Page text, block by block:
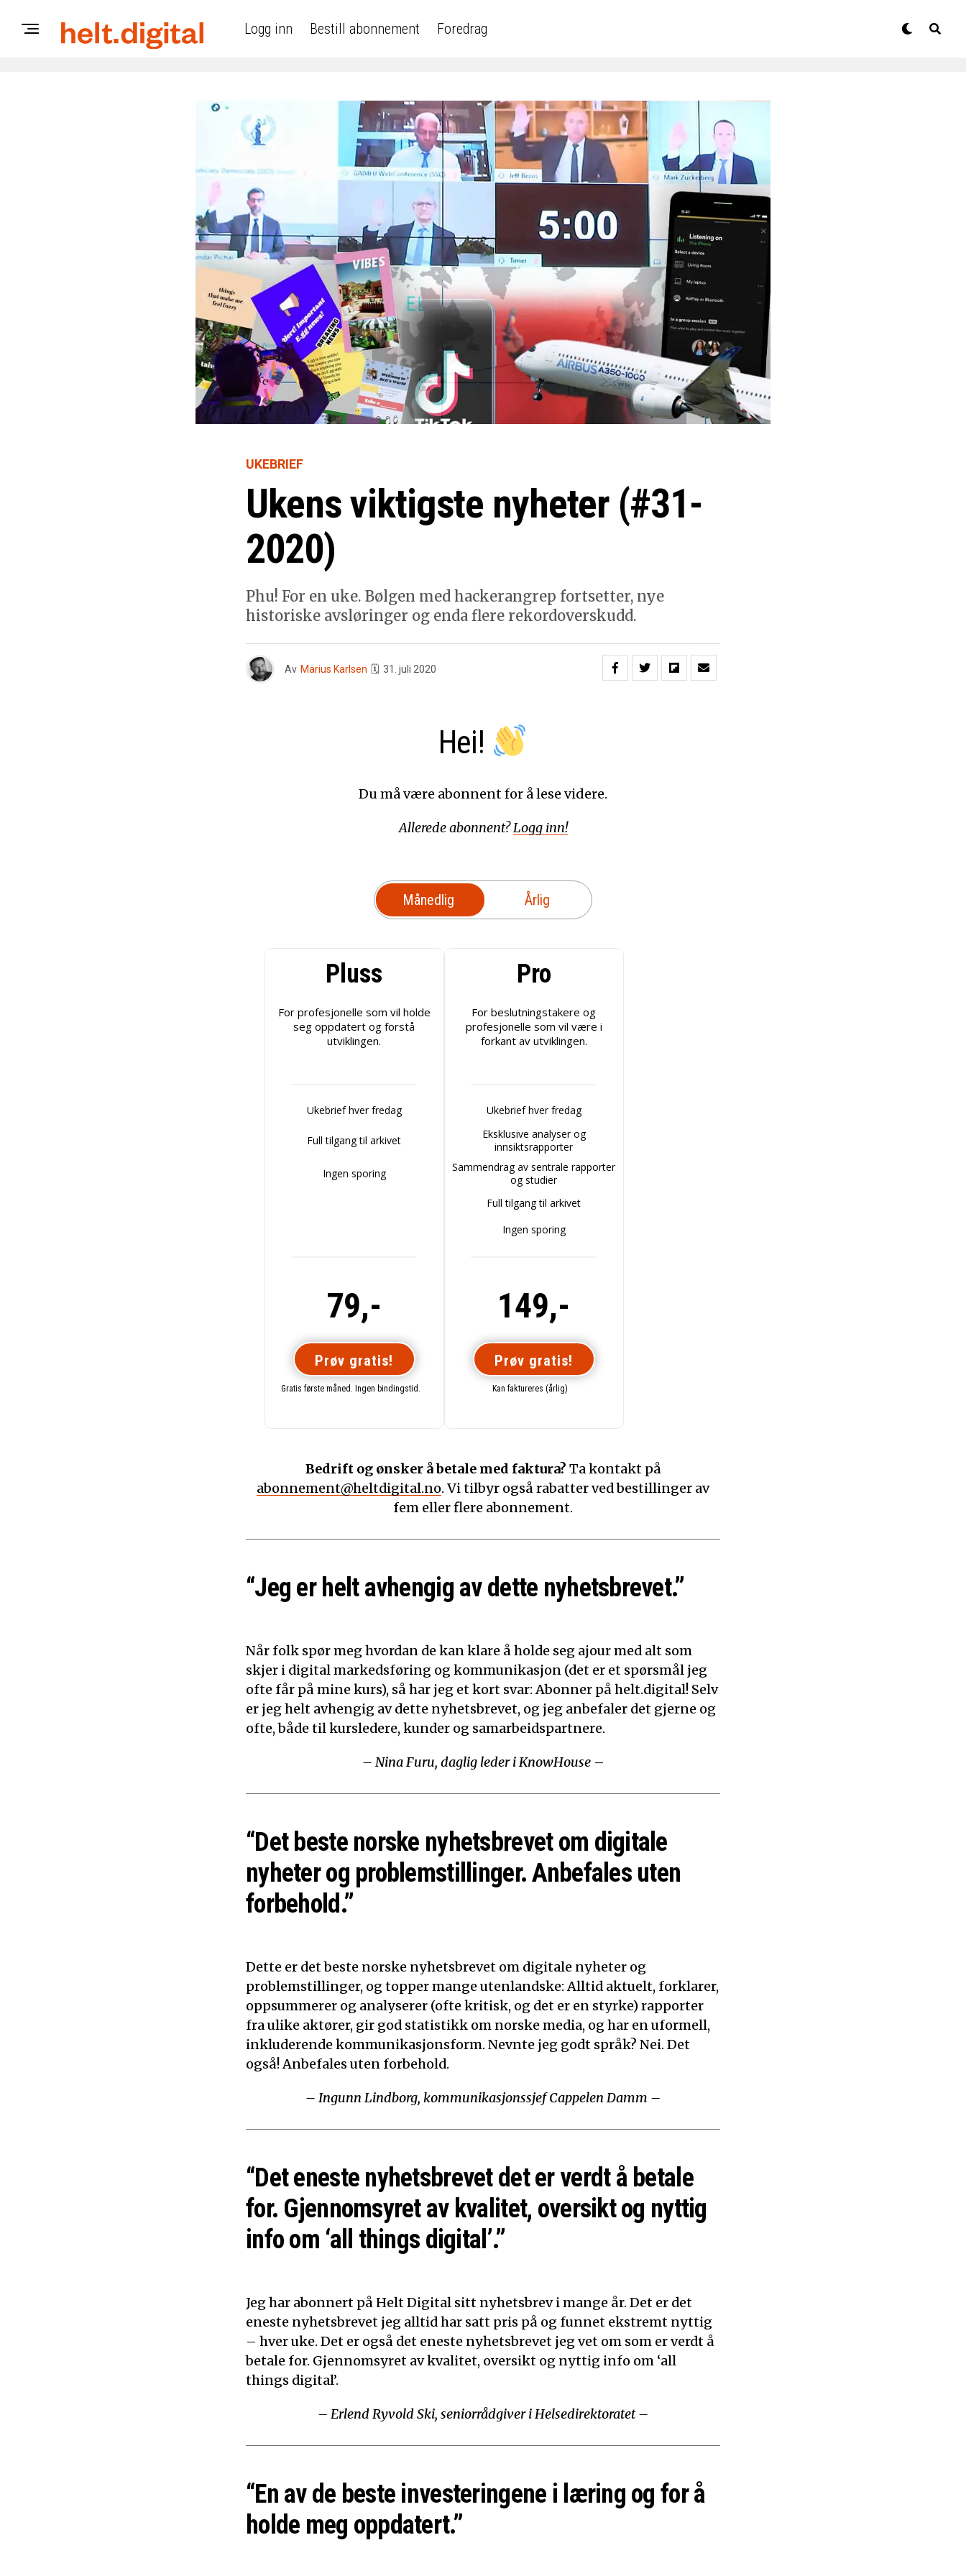
Logg inn Bestill abonnement Foredrag
UKEBRIEF
Ukens viktigste nyheter (#31-
2020)
Phu! For en uke. Bølgen med hackerangrep fortsetter, nye
historiske avsløringer og enda flere rekordoverskudd.
Av Marius Karlsen 🗓 31. juli 2020
Hei!
Du må være abonnent for å lese videre.
Allerede abonnent?Logg inn!
Månedlig Årlig
Pluss
For profesjonelle som vil holde
seg oppdatert og forstå
utviklingen.
Ukebrief hver fredag
Full tilgang til arkivet
Ingen sporing
79,-
Prøv gratis!
Gratis første måned. Ingen bindingstid.
Pro
For beslutningstakere og
profesjonelle som vil være i
forkant av utviklingen.
Ukebrief hver fredag
Eksklusive analyser og
innsiktsrapporter
Sammendrag av sentrale rapporter
og studier
Full tilgang til arkivet
Ingen sporing
149,-
Prøv gratis!
Kan faktureres (årlig)
Bedrift og ønsker å betale med faktura? Ta kontakt på
abonnement@heltdigital.no. Vi tilbyr også rabatter ved bestillinger av
fem eller flere abonnement.
“Jeg er helt avhengig av dette nyhetsbrevet.”
Når folk spør meg hvordan de kan klare å holde seg ajour med alt som
skjer i digital markedsføring og kommunikasjon (det er et spørsmål jeg
ofte får på mine kurs), så har jeg et kort svar: Abonner på helt.digital! Selv
er jeg helt avhengig av dette nyhetsbrevet, og jeg anbefaler det gjerne og
ofte, både til kursledere, kunder og samarbeidspartnere.
– Nina Furu, daglig leder i KnowHouse–
“Det beste norske nyhetsbrevet om digitale
nyheter og problemstillinger. Anbefales uten
forbehold.”
Dette er det beste norske nyhetsbrevet om digitale nyheter og
problemstillinger, og topper mange utenlandske: Alltid aktuelt, forklarer,
oppsummerer og analyserer (ofte kritisk, og det er en styrke) rapporter
fra ulike aktører, gir god statistikk om norske media, og har en uformell,
inkluderende kommunikasjonsform. Nevnte jeg godt språk? Nei. Det
også! Anbefales uten forbehold.
– Ingunn Lindborg, kommunikasjonssjef Cappelen Damm –
“Det eneste nyhetsbrevet det er verdt å betale
for. Gjennomsyret av kvalitet, oversikt og nyttig
info om ‘all things digital’.”
Jeg har abonnert på Helt Digital sitt nyhetsbrev i mange år. Det er det
eneste nyhetsbrevet jeg alltid har satt pris på og funnet ekstremt nyttig
– hver uke. Det er også det eneste nyhetsbrevet jeg vet om som er verdt å
betale for. Gjennomsyret av kvalitet, oversikt og nyttig info om ‘all
things digital’.
– Erlend Ryvold Ski, seniorrådgiver i Helsedirektoratet –
“En av de beste investeringene i læring og for å
holde meg oppdatert.”